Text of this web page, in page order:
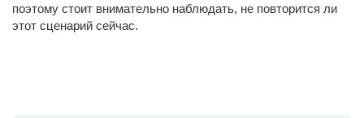
поэтому стоит внимательно наблюдать, не повторится ли
этот сценарий сейчас.